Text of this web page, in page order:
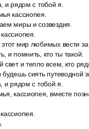
и рядом с тобой я.
кассиопея.
миры и созвездия.
мир любимых вести за
и помнить, кто ты такой.
свет и тепло всем, кто
сиять путеводной
и рядом с тобой я.
кассиопея, вместе